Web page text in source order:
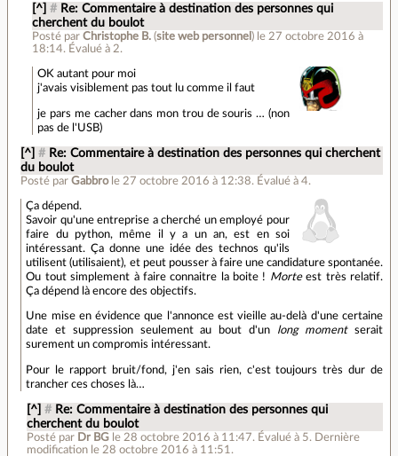
[^] # Re: Commentaire à destination des personnes qui
cherchent du boulot
Posté parChristophe B. (site web personnel ) le 27 octobre 2016 à
18:14. Évalué à 2.
OK autant pour moi
j'avais visiblement pas tout lu comme il faut
je pars me cacher dans mon trou de souris … (non
pas de l'USB)
[^] # Re: Commentaire à destination des personnes qui cherchent
du boulot
Posté parGabbro le 27 octobre 2016 à 12:38. Évalué à4.
Ça dépend.
Savoir qu'une entreprise a cherché un employé pour
faire du python, même il y a un an, est en soi
intéressant. Ça donne une idée des technos qu'ils
utilisent (utilisaient), et peut pousser à faire une candidature spontanée.
Ou tout simplement à faire connaitre la boite ! Morteest très relatif.
Ça dépend là encore des objectifs.
Une mise en évidence que l'annonce est vieille au-delà d'une certaine
date et suppression seulement au bout d'un
long momentserait
surement un compromis intéressant.
Pour le rapport bruit/fond, j'en sais rien, c'est toujours très dur de
trancher ces choses là…
[^] # Re: Commentaire à destination des personnes qui
cherchent du boulot
Posté par Dr BG le 28 octobre 2016 à 11:47. Évalué à 5. Dernière
modification le 28 octobre 2016 à 11:51.